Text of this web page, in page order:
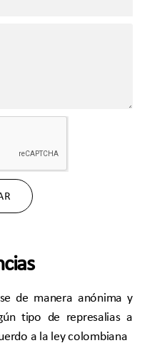
de manera anónima y
tipo de represalias a
a la ley colombiana